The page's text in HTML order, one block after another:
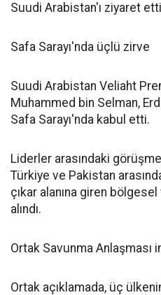
Suudi Arabistan'ı ziyaret
Safa Sarayı'nda üçlü zirve
Suudi Arabistan Veliaht
Muhammed bin Selman,
Safa Sarayı'nda kabul etti.
Liderler arasındaki
Türkiye ve Pakistan
çıkar alanına giren
alındı.
Ortak Savunma Anlaşması
Ortak açıklamada, üç